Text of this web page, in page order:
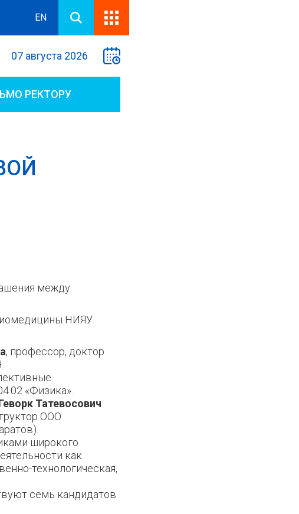
EN
07 августа 2026
РЕКТОРУ
между
НИЯУ
, профессор, доктор
«Физика».
Татевосович
ООО
широкого
как
технологическая,
семь кандидатов